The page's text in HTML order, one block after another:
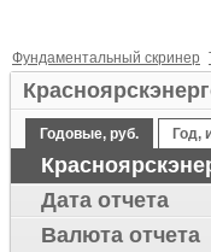
Фундаментальный скринер
Годовые, руб. Год,
Дата отчета
Валюта отчета